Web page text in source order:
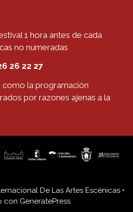
1 hora antes de cada
no numeradas
26 22 27
como la programación
por razones ajenas a la
De Las Artes Escénicas •
con GeneratePress